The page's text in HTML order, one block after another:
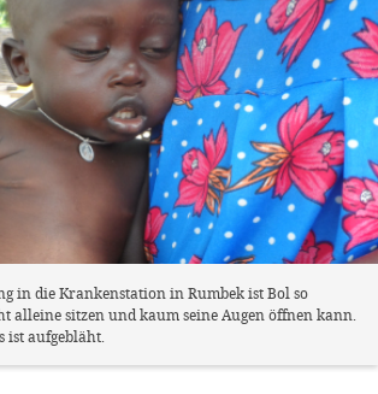
in die Krankenstation in Rumbek ist Bol so
alleine sitzen und kaum seine Augen öffnen kann.
ist aufgebläht.